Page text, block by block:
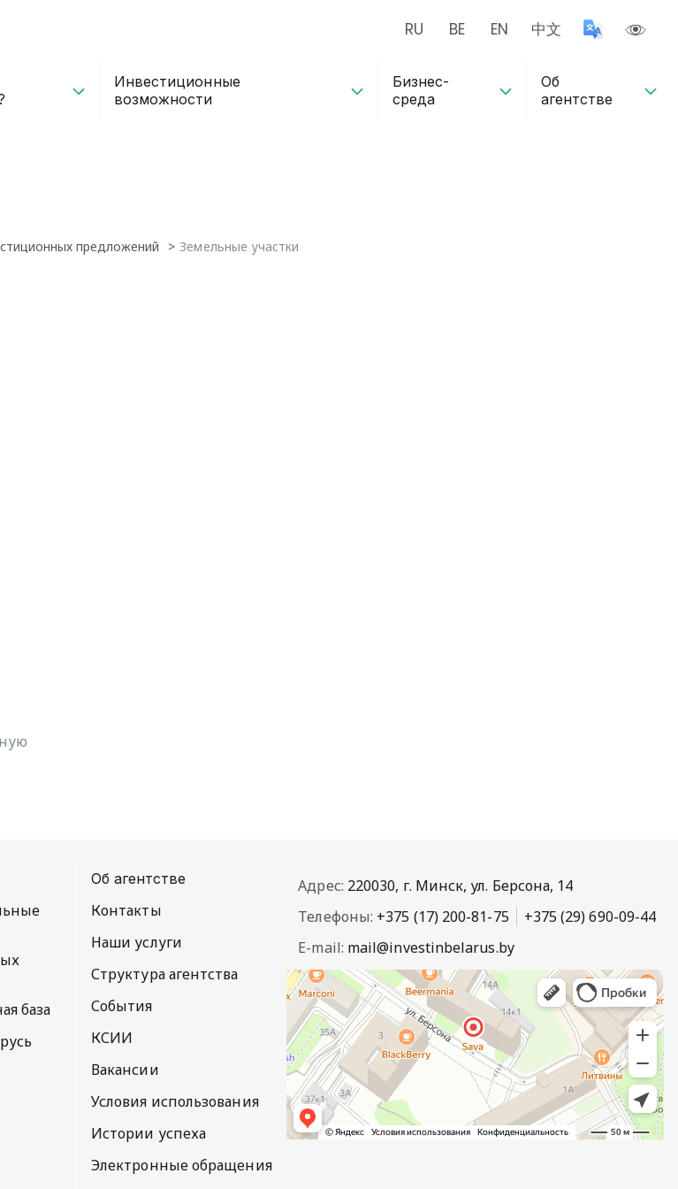
RU BE EN 中文
Инвестиционные
возможности
Бизнес-
среда
Об
агентстве
предложений Земельные участки
база
Об агентстве
Контакты
Наши услуги
Структура агентства
События
КСИИ
Вакансии
Условия использования
Истории успеха
Электронные обращения
Адрес: 220030, г. Минск, ул. Берсона, 14
Телефоны: +375 (17) 200-81-75
+375 (29) 690-09-44
E-mail: mail@investinbelarus.by